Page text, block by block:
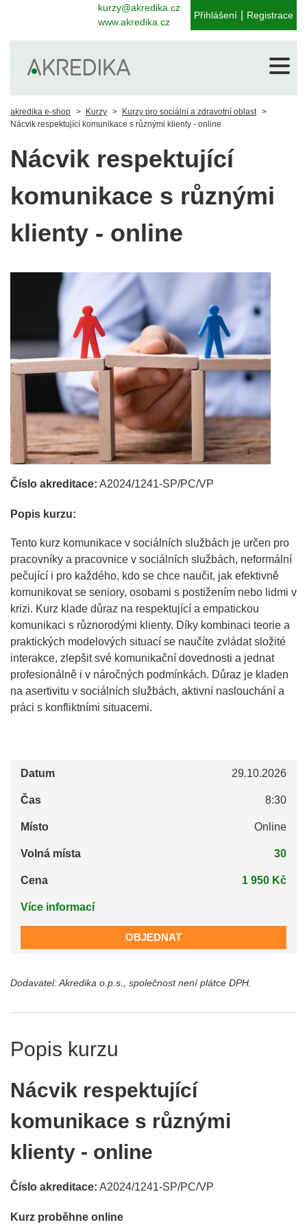
kurzy@akredika.cz
www.akredika.cz
Přihlášení Registrace
akredika e-shop Kurzy
Kurzy pro sociální a zdravotní oblast
Nácvik respektující komunikace s různými klienty - online
Nácvik respektující
komunikace s různými
klienty - online
Číslo akreditace: A2024/1241-SP/PC/VP
Popis kurzu:
Tento kurz komunikace v sociálních službách je určen pro
pracovníky a pracovnice v sociálních službách, neformální
pečující i pro každého, kdo se chce naučit, jak efektivně
komunikovat se seniory, osobami s postižením nebo lidmi v
krizi. Kurz klade důraz na respektující a empatickou
komunikaci s různorodými klienty. Díky kombinaci teorie a
praktických modelových situací se naučíte zvládat složité
interakce, zlepšit své komunikační dovednosti a jednat
profesionálně i v náročných podmínkách. Důraz je kladen
na asertivitu v sociálních službách, aktivní naslouchání a
práci s konfliktními situacemi.
Datum 29.10.2026
Čas 8:30
Místo Online
Volná místa 30
Cena 1 950 Kč
Více informací
OBJEDNAT
Dodavatel: Akredika o.p.s., společnost není plátce DPH.
Popis kurzu
Nácvik respektující
komunikace s různými
klienty - online
Číslo akreditace: A2024/1241-SP/PC/VP
Kurz proběhne online